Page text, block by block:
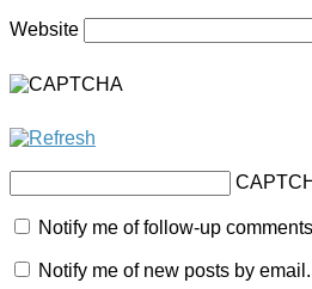
Website
Notify me of follow-up
Notify me of new posts by email.